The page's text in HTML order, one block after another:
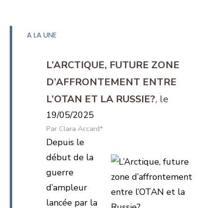
A LA UNE
L’ARCTIQUE, FUTURE ZONE
D’AFFRONTEMENT ENTRE
L’OTAN ET LA RUSSIE?
19/05/2025
Clara Accard*
Depuis le
début de la
guerre
d’ampleur
lancée par la